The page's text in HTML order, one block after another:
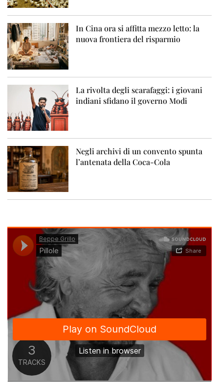
In Cina ora si affitta mezzo letto: la
nuova frontiera del risparmio
La rivolta degli scarafaggi: i giovani
indiani sfidano il governo Modi
Negli archivi di un convento spunta
l’antenata della Coca-Cola